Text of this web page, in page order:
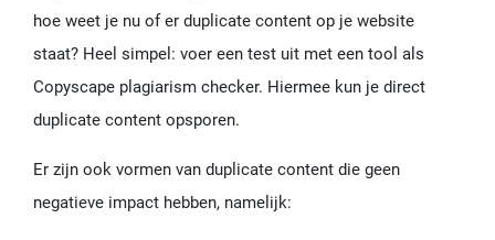
hoe weet je nu of er duplicate content op je website
staat? Heel simpel: voer een test uit met een tool als
Copyscape plagiarism checker. Hiermee kun je direct
duplicate content opsporen.
Er zijn ook vormen van duplicate content die geen
negatieve impact hebben, namelijk: